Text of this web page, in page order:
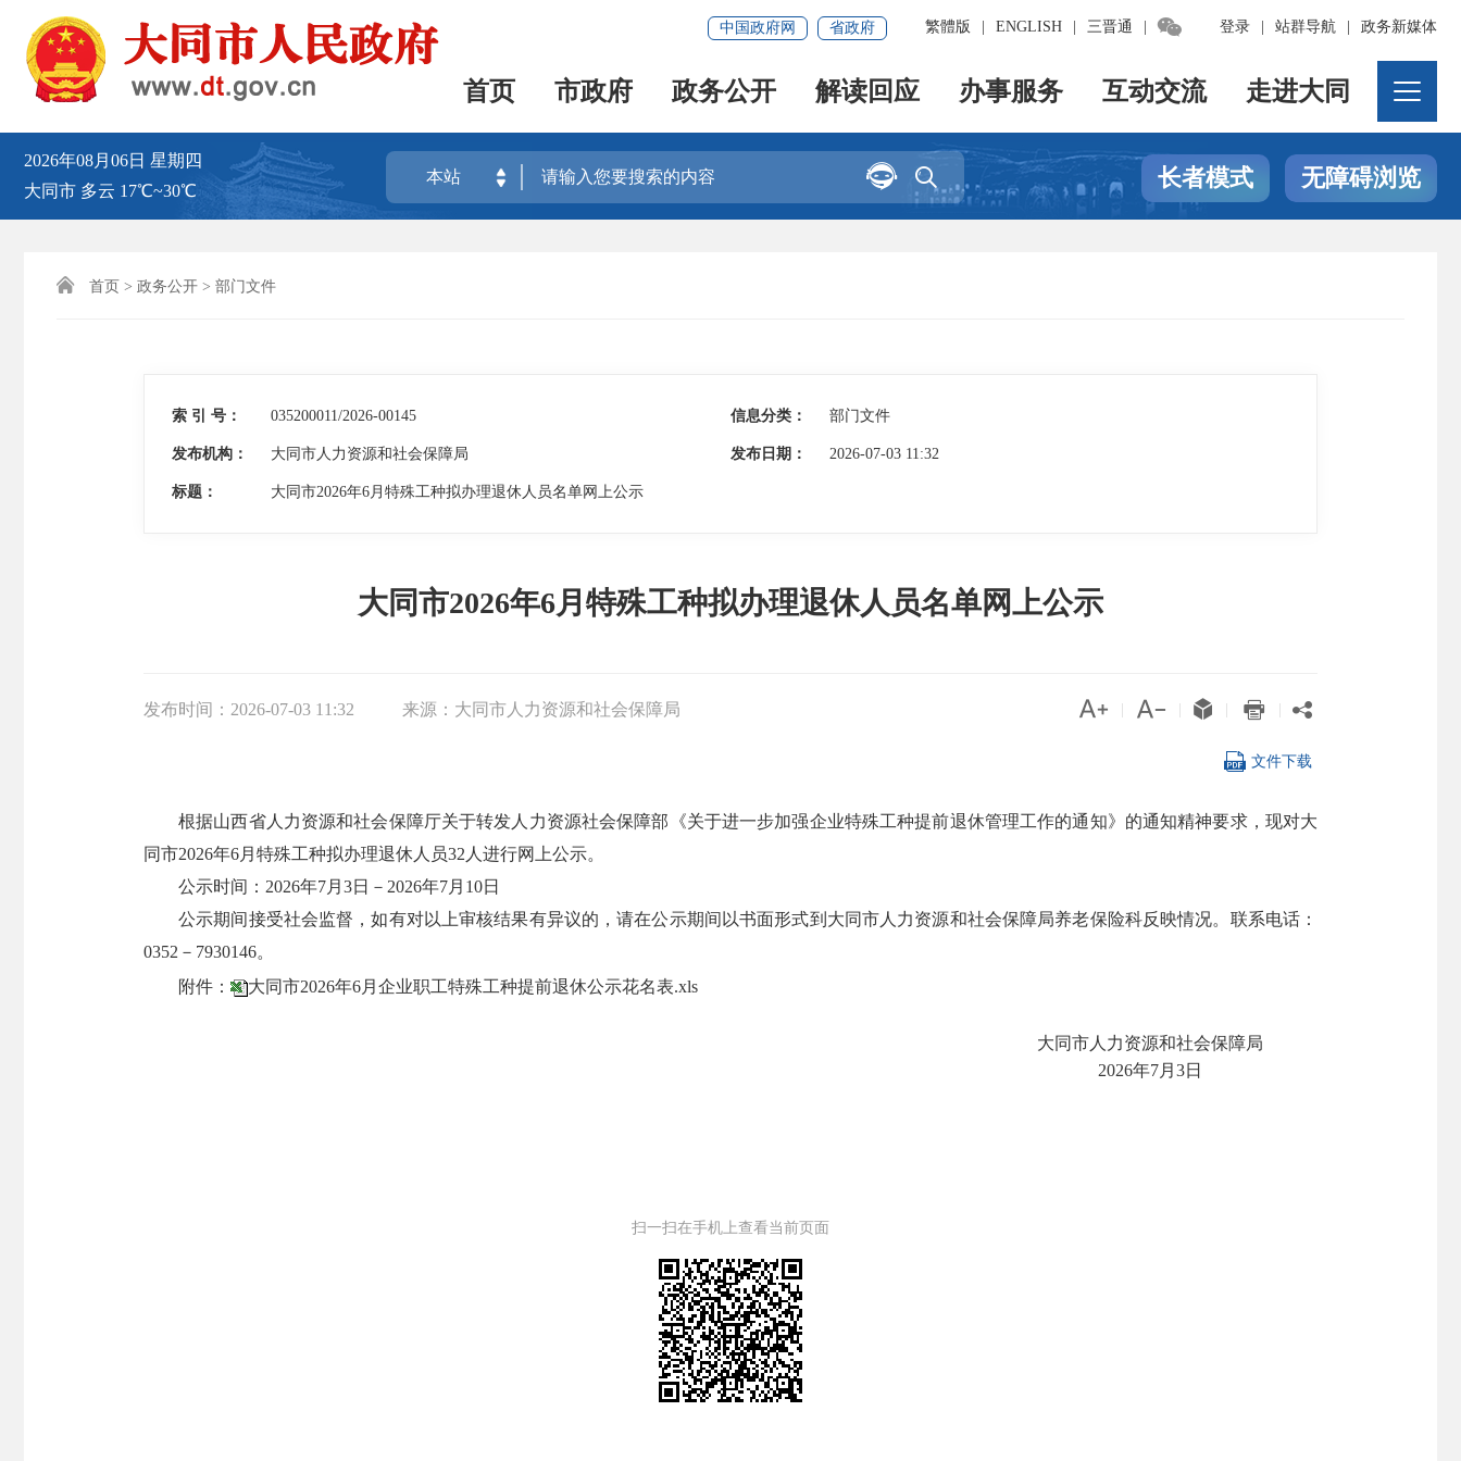
登录 站群导航 政务新媒体
繁體版 ENGLISH 三晋通 
中国政府网 省政府
首页 市政府 政务公开 解读回应 办事服务 互动交流 走进大同
2026年08月06日 星期四
大同市 多云 17℃~30℃
本站 
 长者模式 无障碍浏览
 首页 > 政务公开 > 部门文件
索 引 号： 035200011/2026-00145 信息分类： 部门文件
发布机构： 大同市人力资源和社会保障局 发布日期： 2026-07-03 11:32
标题： 大同市2026年6月特殊工种拟办理退休人员名单网上公示
大同市2026年6月特殊工种拟办理退休人员名单网上公示
发布时间： 2026-07-03 11:32 来源： 大同市人力资源和社会保障局     
 文件下载
根据山西省人力资源和社会保障厅关于转发人力资源社会保障部《关于进一步加强企业特殊工种提前退休管理工作的通知》的通知精神要求，现对大
同市2026年6月特殊工种拟办理退休人员32人进行网上公示。
公示时间：2026年7月3日－2026年7月10日
公示期间接受社会监督，如有对以上审核结果有异议的，请在公示期间以书面形式到大同市人力资源和社会保障局养老保险科反映情况。联系电话：
0352－7930146。
附件：
大同市2026年6月企业职工特殊工种提前退休公示花名表.xls
大同市人力资源和社会保障局
‎2026‎年‎7‎月‎3‎日
扫一扫在手机上查看当前页面